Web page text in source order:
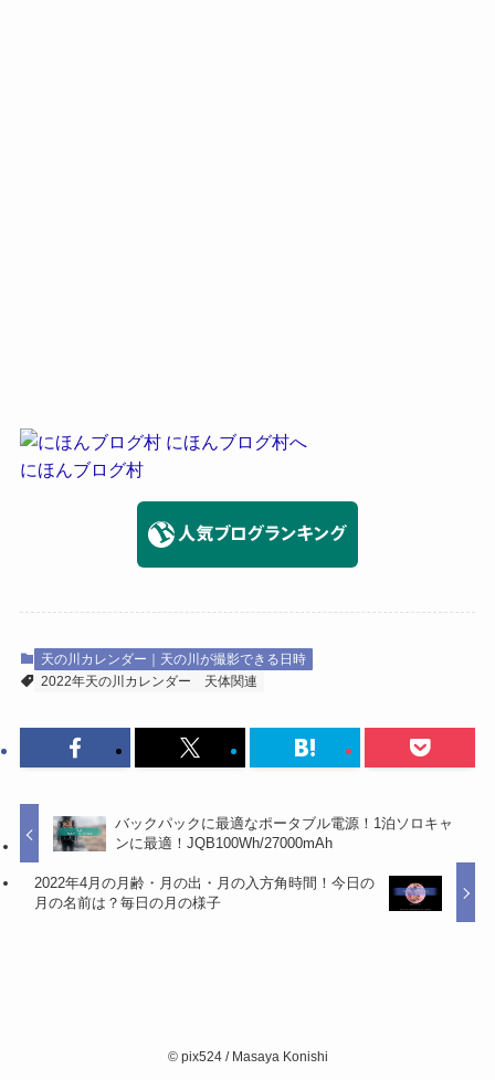
にほんブログ村
天の川カレンダー｜天の川が撮影できる日時
2022年天の川カレンダー
天体関連
バックパックに最適なポータブル電源！1泊ソロキャ
ンに最適！JQB100Wh/27000mAh
2022年4月の月齢・月の出・月の入方角時間！今日の
月の名前は？毎日の月の様子
©pix524 / Masaya Konishi